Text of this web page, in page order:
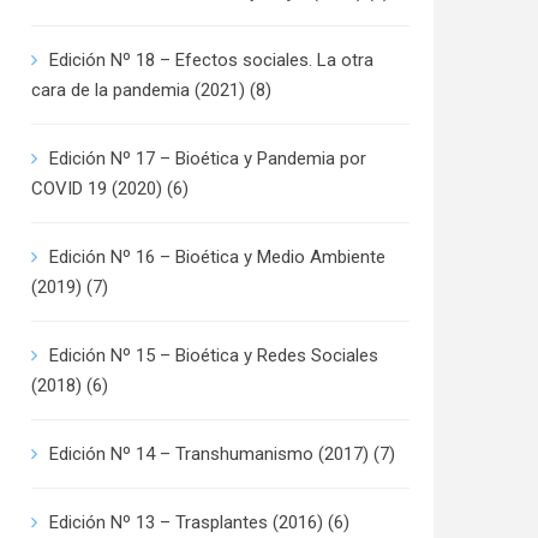
Edición Nº 18 – Efectos sociales. La otra
cara de la pandemia (2021) (8)
Edición Nº 17 – Bioética y Pandemia por
COVID 19 (2020) (6)
Edición Nº 16 – Bioética y Medio Ambiente
(2019) (7)
Edición Nº 15 – Bioética y Redes Sociales
(2018) (6)
Edición Nº 14 – Transhumanismo (2017) (7)
Edición Nº 13 – Trasplantes (2016) (6)